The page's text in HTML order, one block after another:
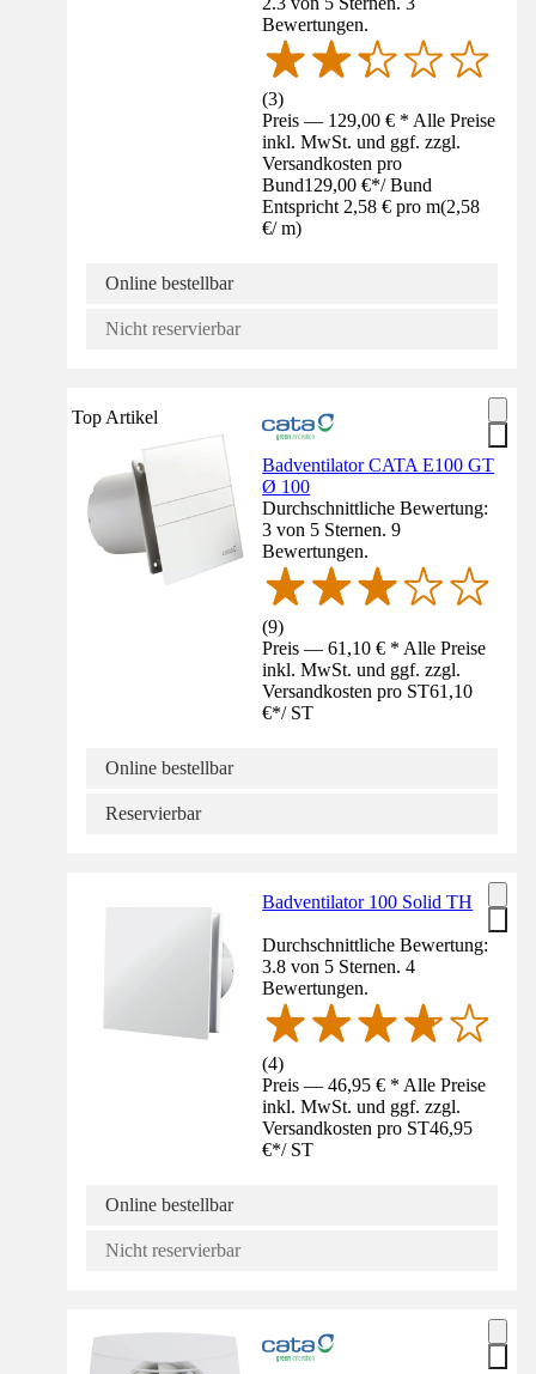
Bewertungen.
(3)
Preis — 129,00 € * Alle Preise
inkl. MwSt. und ggf. zzgl.
Versandkosten pro
Bund129,00 €*/ Bund
Entspricht 2,58 € pro m(2,58
€/ m)
Online bestellbar
Nicht reservierbar
Top Artikel
Badventilator CATA E100 GT
Ø 100
Durchschnittliche Bewertung:
3 von 5 Sternen. 9
Bewertungen.
(9)
Preis — 61,10 € * Alle Preise
inkl. MwSt. und ggf. zzgl.
Versandkosten pro ST61,10
€*/ ST
Online bestellbar
Reservierbar
Badventilator 100 Solid TH
Durchschnittliche Bewertung:
3.8 von 5 Sternen. 4
Bewertungen.
(4)
Preis — 46,95 € * Alle Preise
inkl. MwSt. und ggf. zzgl.
Versandkosten pro ST46,95
€*/ ST
Online bestellbar
Nicht reservierbar